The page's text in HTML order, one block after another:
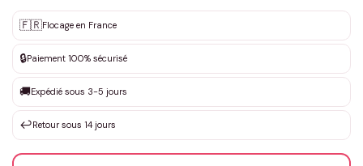
✨ Personnalisation sur mesure
DEVIS GRATUIT · Personnalisation de 3 à 10€ selon la demande
Que souhaitez-vous ?*
Votre texte / idée*
🇫🇷Flocage en France
🔒Paiement 100% sécurisé
🚚Expédié sous 3-5 jours
↩️Retour sous 14 jours